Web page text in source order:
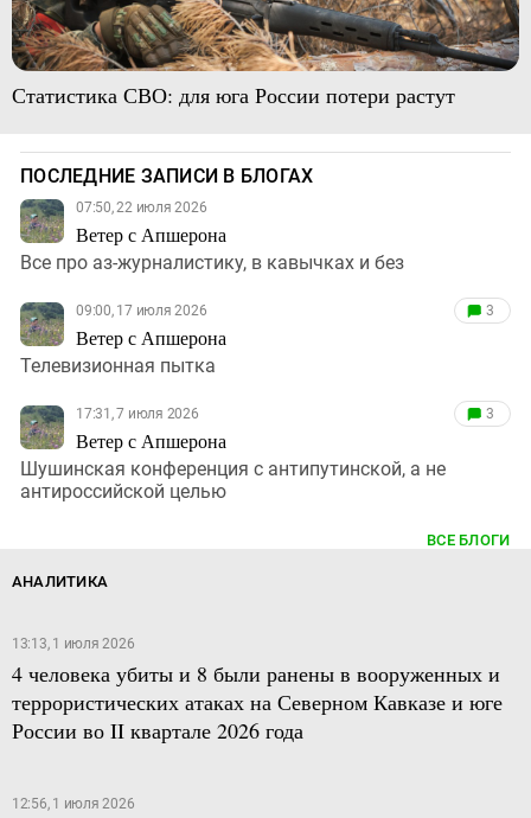
Статистика СВО: для юга России потери растут
ПОСЛЕДНИЕ ЗАПИСИ В БЛОГАХ
07:50, 22 июля 2026
Ветер с Апшерона
Все про аз-журналистику, в кавычках и без
09:00, 17 июля 2026
Ветер с Апшерона
3
Телевизионная пытка
17:31, 7 июля 2026
Ветер с Апшерона
3
Шушинская конференция с антипутинской, а не
антироссийской целью
ВСЕ БЛОГИ
АНАЛИТИКА
13:13, 1 июля 2026
4 человека убиты и 8 были ранены в вооруженных и
террористических атаках на Северном Кавказе и юге
России во II квартале 2026 года
12:56, 1 июля 2026